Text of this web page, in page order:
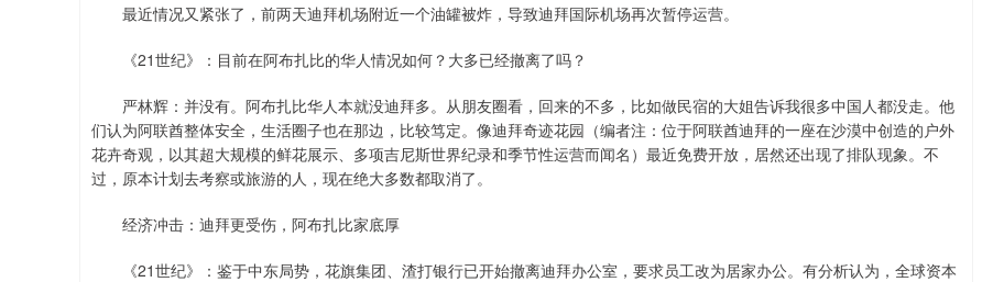
最近情况又紧张了，前两天迪拜机场附近一个油罐被炸，导致迪拜国际机场再次暂停运营。
《21世纪》：目前在阿布扎比的华人情况如何？大多已经撤离了吗？
严林辉：并没有。阿布扎比华人本就没迪拜多。从朋友圈看，回来的不多，比如做民宿的大姐告诉我很多中国人都没走。他
们认为阿联酋整体安全，生活圈子也在那边，比较笃定。像迪拜奇迹花园（编者注：位于阿联酋迪拜的一座在沙漠中创造的户外
花卉奇观，以其超大规模的鲜花展示、多项吉尼斯世界纪录和季节性运营而闻名）最近免费开放，居然还出现了排队现象。不
过，原本计划去考察或旅游的人，现在绝大多数都取消了。
经济冲击：迪拜更受伤，阿布扎比家底厚
《21世纪》：鉴于中东局势，花旗集团、渣打银行已开始撤离迪拜办公室，要求员工改为居家办公。有分析认为，全球资本